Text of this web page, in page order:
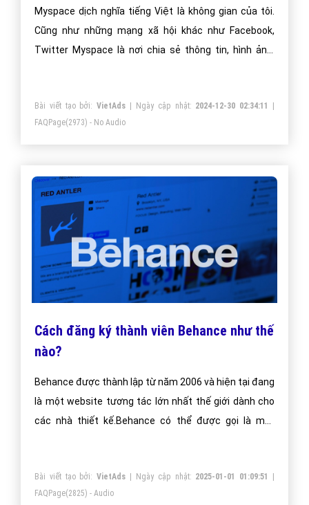
Myspace dịch nghĩa tiếng Việt là không gian của tôi.
Cũng như những mạng xã hội khác như Facebook,
Twitter Myspace là nơi chia sẻ thông tin, hình ảnh,
Bài viết tạo bởi:VietAds | Ngày cập nhật: 2024-12-30 02:34:11
FAQPage(2973) - No Audio
Cách đăng ký thành viên Behance như thế
nào?
Behance được thành lập từ năm 2006 và hiện tại đang
là một website tương tác lớn nhất thế giới dành cho
các nhà thiết kế.Behance có thể được gọi là một
thể đăng ký thành viên, giới thiệu công việc của mình,
đăng tải các tác phẩm của bạn lên hoặc đơn giản là
Bài viết tạo bởi:VietAds | Ngày cập nhật: 2025-01-01 01:09:51
FAQPage(2825) - Audio